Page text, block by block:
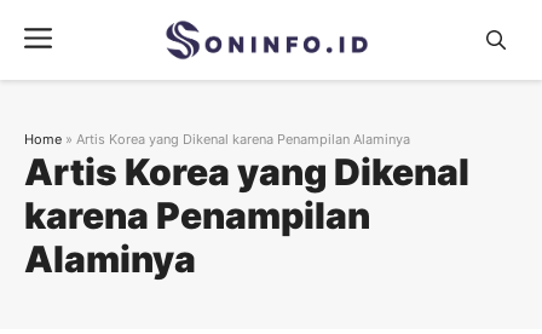
content
Menu
Artis Korea yang Dikenal
karena Penampilan
Alaminya
Home » Artis Korea yang Dikenal karena Penampilan Alaminya